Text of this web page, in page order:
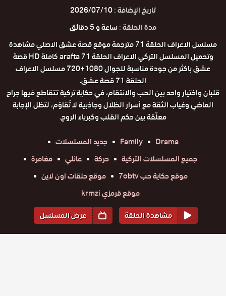
تاريخ الإضافة :2026/07/10
مدة الحلقة :ساعة و 5 دقائق
مسلسل الاعراف الحلقة 71 مترجمة موقع قصة عشق الاصلي مشاهدة
وتحميل المسلسل التركي الاعراف الحلقة 71 arafta كاملة HD قصة
عشق باكثر من جودة مناسبة للجوال 1080+720 مسلسل الاعراف
الحلقة 71 قصة عشق.
قلبان واختيار واحد بين الحب والانتقام، في حكاية تركية تتقاطع فيها جراح
الماضي وغياب الثقة مع أسرار الظلال وجاذبية لا تُقاوَم، لتظل الإجابة
معلّقة بين حكم القلب وكبرياء الروح.
Drama
Family
جديد المسلسلات
جميع المسلسلات التركية
حركة عائلي
مغامرة
موقع حكاية حب 7obtv
موقع حلقات اون لاين
موقع قرمزي krmzi
مشاهدة الحلقة
عرض المسلسل